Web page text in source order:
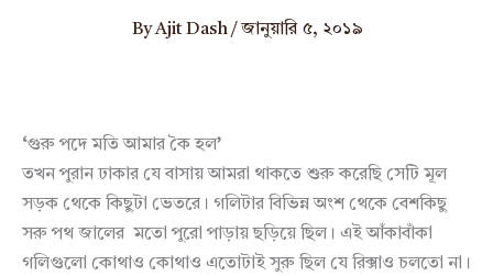
ByAjit Dash/জানুয়ারি ৫, ২০১৯
‘গুরু পদে মতি আমার কৈ হল’
তখন পুরান ঢাকার যে বাসায় আমরা থাকতে শুরু করেছি সেটি মূল
সড়ক থেকে কিছুটা ভেতরে। গলিটার বিভিন্ন অংশ থেকে বেশকিছু
সরু পথ জালের মতো পুরো পাড়ায় ছড়িয়ে ছিল। এই আঁকাবাঁকা
গলিগুলো কোথাও কোথাও এতোটাই সুরু ছিল যে রিক্সাও চলতো না।